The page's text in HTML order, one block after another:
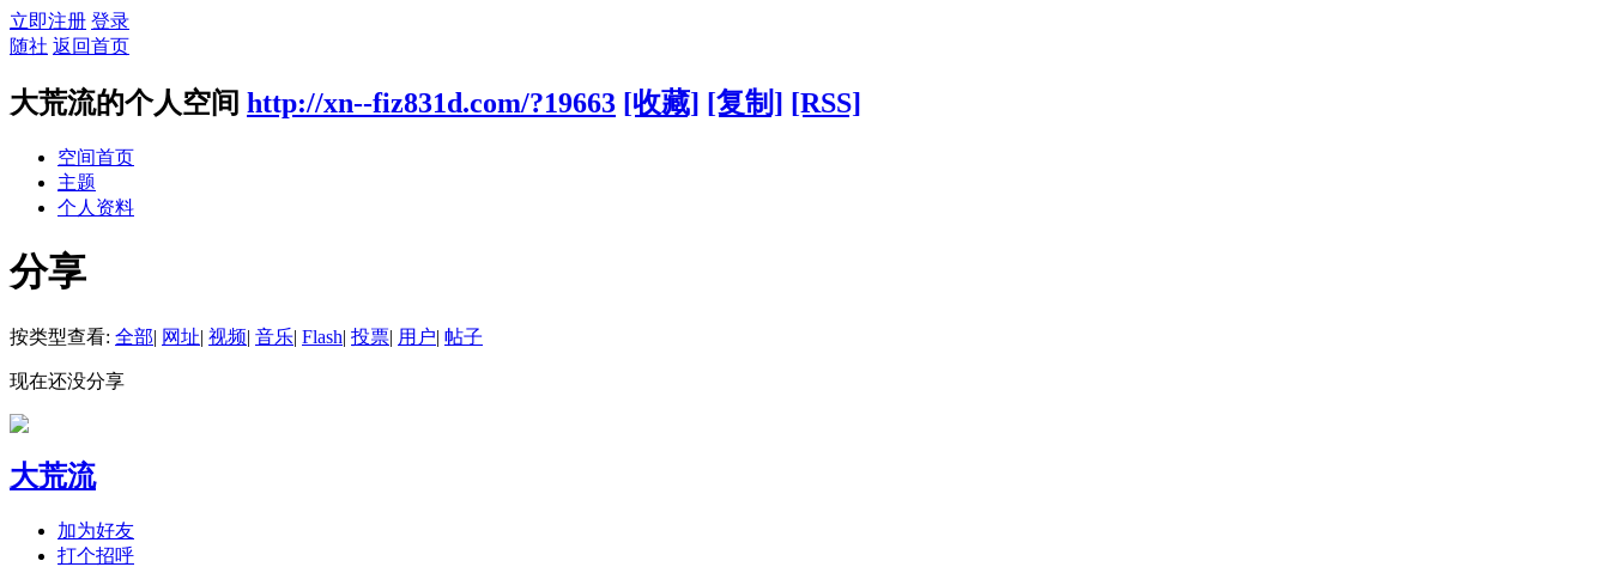
立即注册 登录
随社 返回首页
大荒流的个人空间 http://xn--fiz831d.com/?19663 [收藏] [复制] [RSS]
空间首页
主题
个人资料
分享
按类型查看: 全部| 网址| 视频| 音乐| Flash| 投票| 用户| 帖子
现在还没分享
大荒流
加为好友
打个招呼